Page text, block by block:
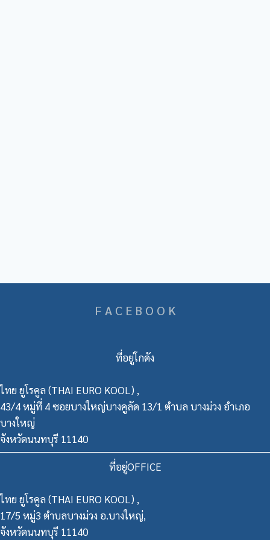
F A C E B O O K
ที่อยู่โกดัง
ไทย ยูโรคูล (THAI EURO KOOL) ,
43/4 หมู่ที่ 4 ซอยบางใหญ่บางคูลัด 13/1 ตำบล บางม่วง อำเภอ
บางใหญ่
จังหวัดนนทบุรี 11140
ที่อยู่OFFICE
ไทย ยูโรคูล (THAI EURO KOOL) ,
17/5 หมู่3 ตำบลบางม่วง อ.บางใหญ่,
จังหวัดนนทบุรี 11140